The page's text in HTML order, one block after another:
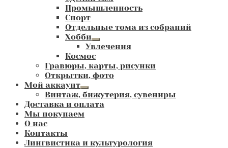
Промышленность
Спорт
Отдельные тома из собраний
Хобби
Развернутое
вложенное
меню
Увлечения
Космос
Гравюры, карты, рисунки
Открытки, фото
Мой аккаунт
Развернутое
вложенное
меню
Винтаж, бижутерия, сувениры
Доставка и оплата
Мы покупаем
О нас
Контакты
Лингвистика и культурология